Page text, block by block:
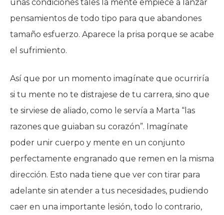
unas condiciones tales la mente empiece a lanzar
pensamientos de todo tipo para que abandones
tamaño esfuerzo. Aparece la prisa porque se acabe
el sufrimiento.
Así que por un momento imagínate que ocurriría
si tu mente no te distrajese de tu carrera, sino que
te sirviese de aliado, como le servía a Marta “las
razones que guiaban su corazón”. Imagínate
poder unir cuerpo y mente en un conjunto
perfectamente engranado que remen en la misma
dirección. Esto nada tiene que ver con tirar para
adelante sin atender a tus necesidades, pudiendo
caer en una importante lesión, todo lo contrario,